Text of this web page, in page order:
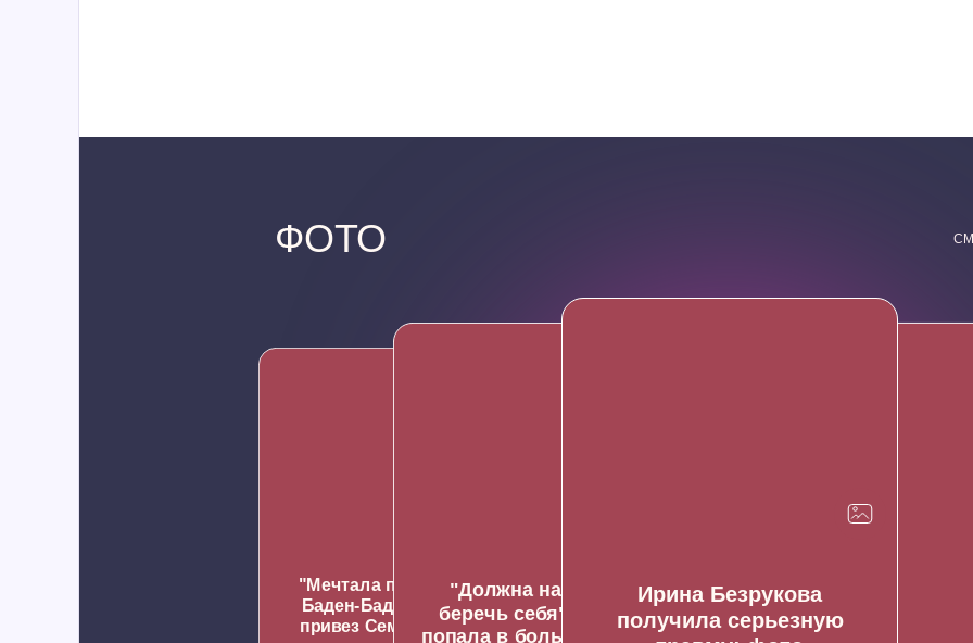
ФОТО
"Мечтала посмотреть
Баден-Баден": жених
привез Семенович на
"Должна научиться
беречь себя": Здорик
попала в больницу. Фото
Ирина Безрукова
получила серьезную